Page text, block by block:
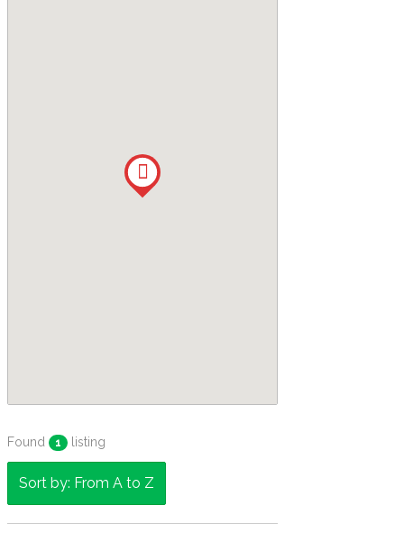
Found 1 listing
Sort by: From A to Z